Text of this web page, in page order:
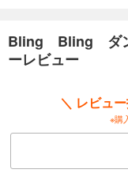
Bling Bling ダン
ーレビュー
＼ レビュ
※購